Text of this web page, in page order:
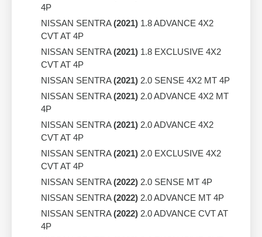
4P
NISSAN SENTRA(2021) 1.8 ADVANCE 4X2
CVT AT 4P
NISSAN SENTRA(2021) 1.8 EXCLUSIVE 4X2
CVT AT 4P
NISSAN SENTRA(2021) 2.0 SENSE 4X2 MT 4P
NISSAN SENTRA(2021) 2.0 ADVANCE 4X2 MT
4P
NISSAN SENTRA(2021) 2.0 ADVANCE 4X2
CVT AT 4P
NISSAN SENTRA(2021) 2.0 EXCLUSIVE 4X2
CVT AT 4P
NISSAN SENTRA(2022) 2.0 SENSE MT 4P
NISSAN SENTRA(2022) 2.0 ADVANCE MT 4P
NISSAN SENTRA(2022) 2.0 ADVANCE CVT AT
4P